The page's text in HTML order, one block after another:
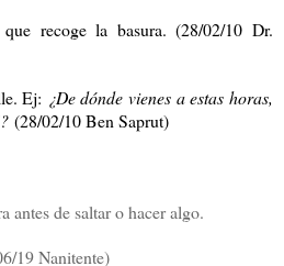
recoge la basura. (28/02/10 Dr.
Ej: ¿De dónde vienes a estas horas,
(28/02/10 Ben Saprut)
antes de saltar o hacer algo.
19 Nanitente)